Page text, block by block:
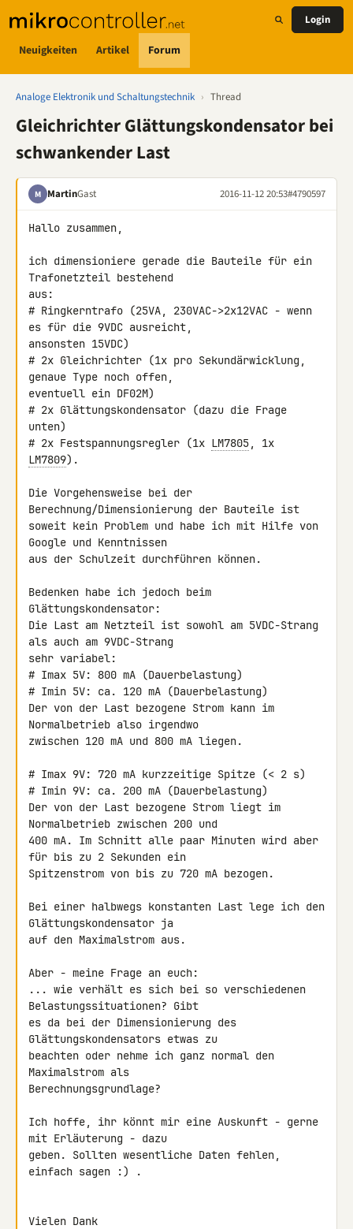
Neuigkeiten Artikel Forum
Login
Analoge Elektronik und Schaltungstechnik › Thread
Gleichrichter Glättungskondensator bei
schwankender Last
M MartinGast 2016-11-12 20:53#4790597
Hallo zusammen,
ich dimensioniere gerade die Bauteile für ein
Trafonetzteil bestehend
aus:
# Ringkerntrafo (25VA, 230VAC->2x12VAC - wenn
es für die 9VDC ausreicht,
ansonsten 15VDC)
# 2x Gleichrichter (1x pro Sekundärwicklung,
genaue Type noch offen,
eventuell ein DF02M)
# 2x Glättungskondensator (dazu die Frage
unten)
# 2x Festspannungsregler (1x LM7805
LM7809).
Die Vorgehensweise bei der
Berechnung/Dimensionierung der Bauteile ist
soweit kein Problem und habe ich mit Hilfe von
Google und Kenntnissen
aus der Schulzeit durchführen können.
Bedenken habe ich jedoch beim
Glättungskondensator:
Die Last am Netzteil ist sowohl am 5VDC-Strang
als auch am 9VDC-Strang
sehr variabel:
# Imax 5V: 800 mA (Dauerbelastung)
# Imin 5V: ca. 120 mA (Dauerbelastung)
Der von der Last bezogene Strom kann im
Normalbetrieb also irgendwo
zwischen 120 mA und 800 mA liegen.
# Imax 9V: 720 mA kurzzeitige Spitze (< 2 s)
# Imin 9V: ca. 200 mA (Dauerbelastung)
Der von der Last bezogene Strom liegt im
Normalbetrieb zwischen 200 und
400 mA. Im Schnitt alle paar Minuten wird aber
für bis zu 2 Sekunden ein
Spitzenstrom von bis zu 720 mA bezogen.
Bei einer halbwegs konstanten Last lege ich den
Glättungskondensator ja
auf den Maximalstrom aus.
Aber - meine Frage an euch:
... wie verhält es sich bei so verschiedenen
Belastungssituationen? Gibt
es da bei der Dimensionierung des
Glättungskondensators etwas zu
beachten oder nehme ich ganz normal den
Maximalstrom als
Berechnungsgrundlage?
Ich hoffe, ihr könnt mir eine Auskunft - gerne
mit Erläuterung - dazu
geben. Sollten wesentliche Daten fehlen,
einfach sagen :) .
Vielen Dank